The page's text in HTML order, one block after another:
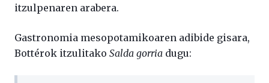
itzulpenaren arabera.
Gastronomia mesopotamikoaren adibide gisara,
Bottérok itzulitako Salda gorria dugu: